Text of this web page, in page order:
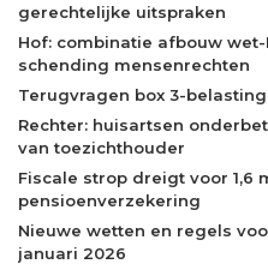
gerechtelijke uitspraken
Hof: combinatie afbouw
schending mensenrechten
Terugvragen box 3-
Rechter: huisartsen
van toezichthouder
Fiscale strop dreigt voor 1,6
pensioenverzekering
Nieuwe wetten en regels
januari 2026